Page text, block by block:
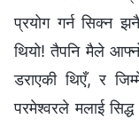
प्रयोग गर्न सिक्न
थियो! तैपनि मैले
डराएकी थिएँ, र
परमेश्‍वरले मलाई सिद्ध